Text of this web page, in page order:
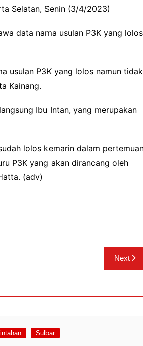
Selatan, Senin (3/4/2023)
data nama usulan P3K yang
usulan P3K yang lolos namun tidak
Kainang.
Ibu Intan, yang merupakan
lolos kemarin dalam
P3K yang akan dirancang oleh
(adv)
Next
Sulbar